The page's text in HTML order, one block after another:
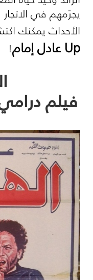
يجرّمهم في
الأحداث يمكنك
Upعادل إمام!
فيلم